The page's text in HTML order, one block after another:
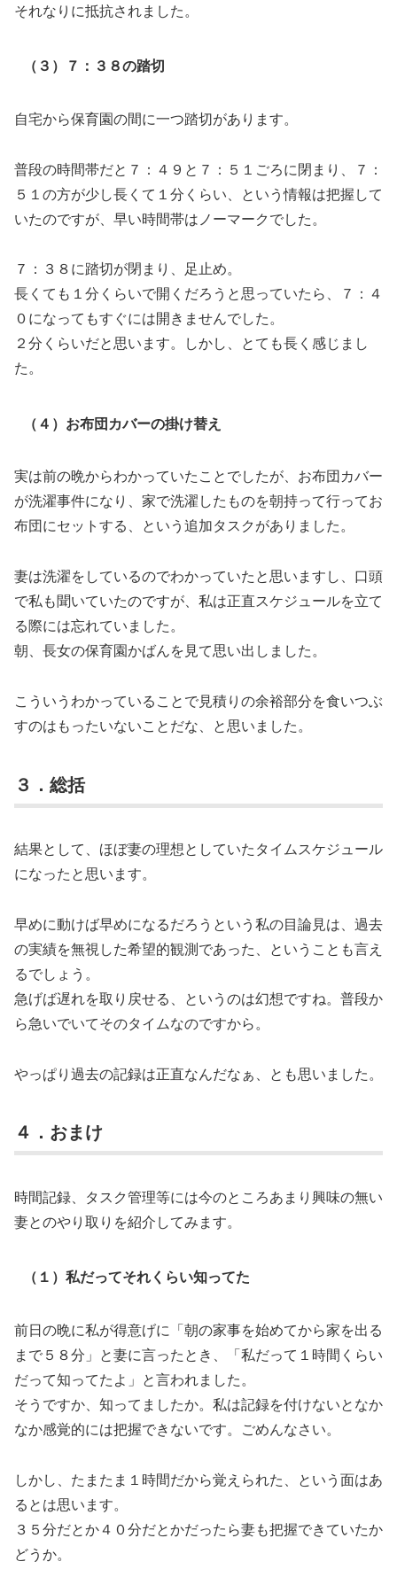
それなりに抵抗されました。
（３）７：３８の踏切
自宅から保育園の間に一つ踏切があります。
普段の時間帯だと７：４９と７：５１ごろに閉まり、７：
５１の方が少し長くて１分くらい、という情報は把握して
いたのですが、早い時間帯はノーマークでした。
７：３８に踏切が閉まり、足止め。
長くても１分くらいで開くだろうと思っていたら、７：４
０になってもすぐには開きませんでした。
２分くらいだと思います。しかし、とても長く感じまし
た。
（４）お布団カバーの掛け替え
実は前の晩からわかっていたことでしたが、お布団カバー
が洗濯事件になり、家で洗濯したものを朝持って行ってお
布団にセットする、という追加タスクがありました。
妻は洗濯をしているのでわかっていたと思いますし、口頭
で私も聞いていたのですが、私は正直スケジュールを立て
る際には忘れていました。
朝、長女の保育園かばんを見て思い出しました。
こういうわかっていることで見積りの余裕部分を食いつぶ
すのはもったいないことだな、と思いました。
３．総括
結果として、ほぼ妻の理想としていたタイムスケジュール
になったと思います。
早めに動けば早めになるだろうという私の目論見は、過去
の実績を無視した希望的観測であった、ということも言え
るでしょう。
急げば遅れを取り戻せる、というのは幻想ですね。普段か
ら急いでいてそのタイムなのですから。
やっぱり過去の記録は正直なんだなぁ、とも思いました。
４．おまけ
時間記録、タスク管理等には今のところあまり興味の無い
妻とのやり取りを紹介してみます。
（１）私だってそれくらい知ってた
前日の晩に私が得意げに「朝の家事を始めてから家を出る
まで５８分」と妻に言ったとき、「私だって１時間くらい
だって知ってたよ」と言われました。
そうですか、知ってましたか。私は記録を付けないとなか
なか感覚的には把握できないです。ごめんなさい。
しかし、たまたま１時間だから覚えられた、という面はあ
るとは思います。
３５分だとか４０分だとかだったら妻も把握できていたか
どうか。